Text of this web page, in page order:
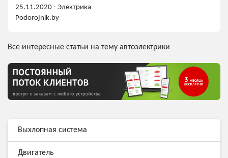
25.11.2020 - Электрика
Podorojnik.by
Все интересные статьи на тему автоэлектрики
Выхлопная система
Двигатель